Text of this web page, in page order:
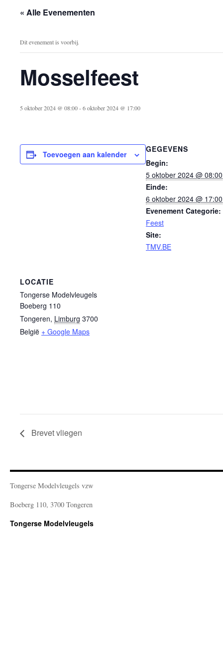
« Alle Evenementen
Dit evenement is voorbij.
Mosselfeest
5 oktober 2024 @ 08:00-6 oktober 2024 @ 17:00
Toevoegen aan kalender
GEGEVENS
Begin:
5 oktober 2024 @ 08:00
Einde:
6 oktober 2024 @ 17:00
Evenement Categorie:
Feest
Site:
TMV.BE
LOCATIE
Tongerse Modelvleugels
Boeberg 110
Tongeren, Limburg 3700
België + Google Maps
Brevet vliegen
Tongerse Modelvleugels vzw
Boeberg 110, 3700 Tongeren
Tongerse Modelvleugels